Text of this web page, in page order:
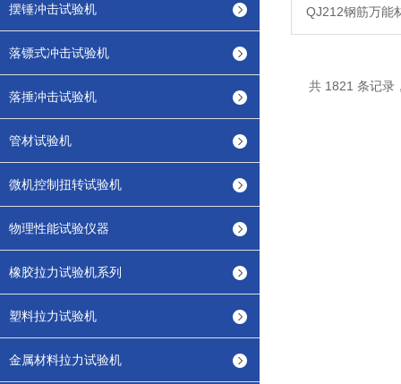
摆锤冲击试验机
落镖式冲击试验机
落捶冲击试验机
管材试验机
微机控制扭转试验机
物理性能试验仪器
橡胶拉力试验机系列
塑料拉力试验机
金属材料拉力试验机
QJ212钢筋万能
共 1821 条记